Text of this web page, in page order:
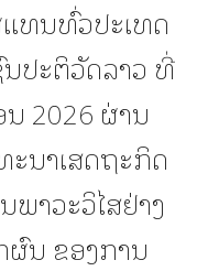
ທນທົ່ວປະເທດ
ປະຕິວັດລາວ ທີ່
2026 ຜ່ານ
ະນາເສດຖະກິດ
າວະວິໄສຢ່າງ
ນ ຂອງການ